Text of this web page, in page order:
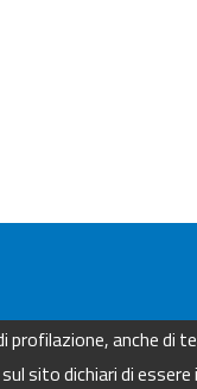
anche di
sito dichiari di essere